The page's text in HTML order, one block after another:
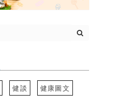
健談 健康圖文